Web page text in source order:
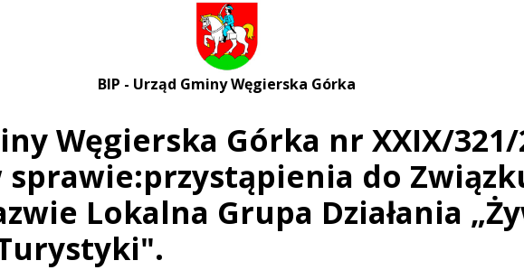
BIP - Urząd Gminy Węgierska Górka
Węgierska Górka nr XXIX/
sprawie:przystąpienia do
Lokalna Grupa Działania